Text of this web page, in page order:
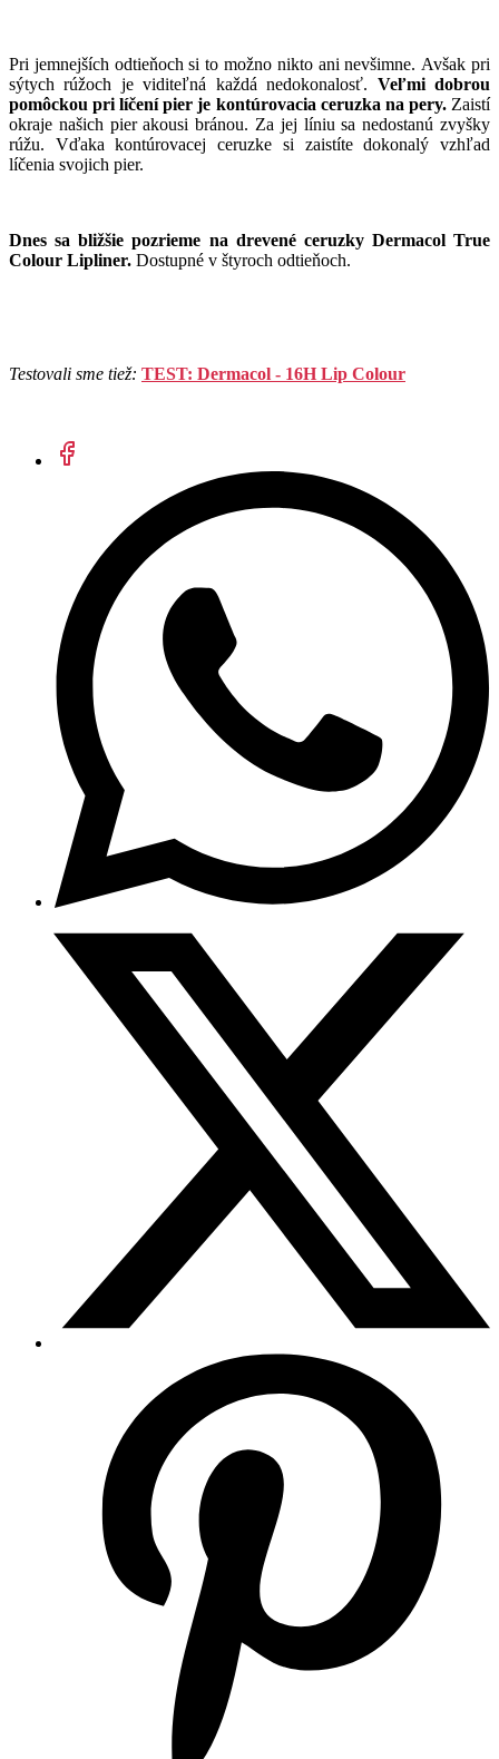
Pri jemnejších odtieňoch si to možno nikto ani nevšimne. Avšak pri
sýtych rúžoch je viditeľná každá nedokonalosť. Veľmi dobrou
pomôckou pri líčení pier je kontúrovacia ceruzka na pery.Zaistí
okraje našich pier akousi bránou. Za jej líniu sa nedostanú zvyšky
rúžu. Vďaka kontúrovacej ceruzke si zaistíte dokonalý vzhľad
líčenia svojich pier.
Dnes sa bližšie pozrieme na drevené ceruzky Dermacol True
Colour Lipliner. Dostupné v štyroch odtieňoch.
Testovali sme tiež: TEST: Dermacol - 16H Lip Colour